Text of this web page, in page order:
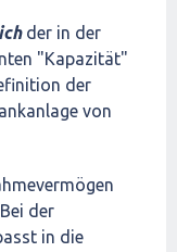
der in der
"Kapazität"
der
von
der
in die